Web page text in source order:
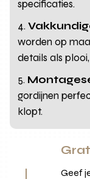
specificaties.
worden op
details als
gordijnen
klopt.
Geef